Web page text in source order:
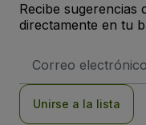
Recibe sugerencias
directamente en tu
de
Unirse a la lista